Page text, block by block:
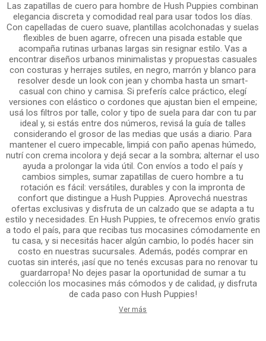
Las zapatillas de cuero para hombre de Hush Puppies combinan
elegancia discreta y comodidad real para usar todos los días.
Con capelladas de cuero suave, plantillas acolchonadas y suelas
flexibles de buen agarre, ofrecen una pisada estable que
acompaña rutinas urbanas largas sin resignar estilo. Vas a
encontrar diseños urbanos minimalistas y propuestas casuales
con costuras y herrajes sutiles, en negro, marrón y blanco para
resolver desde un look con jean y chomba hasta un smart-
casual con chino y camisa. Si preferís calce práctico, elegí
versiones con elástico o cordones que ajustan bien el empeine;
usá los filtros por talle, color y tipo de suela para dar con tu par
ideal y, si estás entre dos números, revisá la guía de talles
considerando el grosor de las medias que usás a diario. Para
mantener el cuero impecable, limpiá con paño apenas húmedo,
nutrí con crema incolora y dejá secar a la sombra; alternar el uso
ayuda a prolongar la vida útil. Con envíos a todo el país y
cambios simples, sumar zapatillas de cuero hombre a tu
rotación es fácil: versátiles, durables y con la impronta de
confort que distingue a Hush Puppies. Aprovechá nuestras
ofertas exclusivas y disfruta de un calzado que se adapta a tu
estilo y necesidades. En Hush Puppies, te ofrecemos envío gratis
a todo el país, para que recibas tus mocasines cómodamente en
tu casa, y si necesitás hacer algún cambio, lo podés hacer sin
costo en nuestras sucursales. Además, podés comprar en
cuotas sin interés, ¡así que no tenés excusas para no renovar tu
guardarropa! No dejes pasar la oportunidad de sumar a tu
colección los mocasines más cómodos y de calidad, ¡y disfruta
de cada paso con Hush Puppies!
Ver más